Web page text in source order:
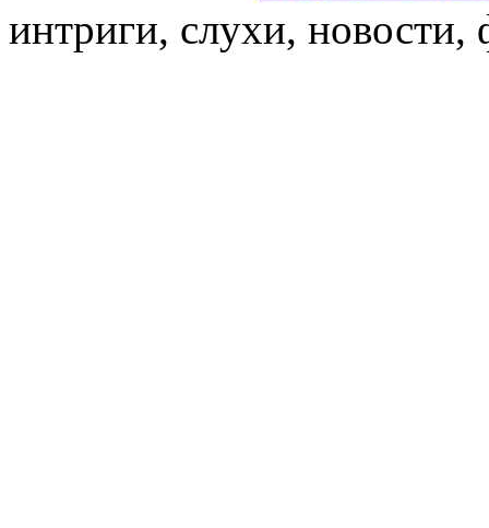
интриги, слухи, новости,